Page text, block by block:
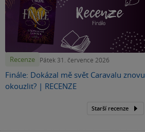
Recenze Pátek 31. července 2026
Finále: Dokázal mě svět Caravalu znovu
okouzlit? | RECENZE
Starší recenze